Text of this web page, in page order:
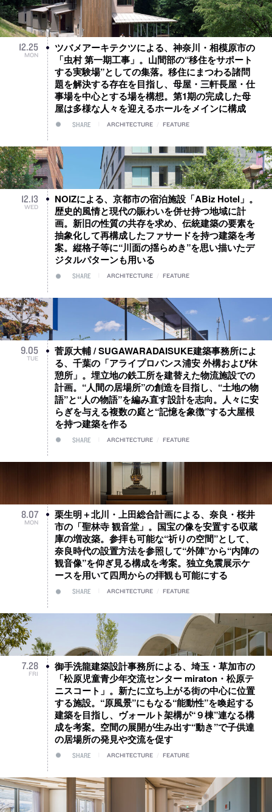
12.25
MON
ツバメアーキテクツによる、神奈川・相模原市の
「虫村 第一期工事」。山間部の“移住をサポート
する実験場”としての集落。移住にまつわる諸問
題を解決する存在を目指し、母屋・三軒長屋・仕
事場を中心とする場を構想。第1期の完成した母
屋は多様な人々を迎えるホールをメインに構成
SHARE ARCHITECTURE FEATURE
12.13
WED
NOIZによる、京都市の宿泊施設「ABiz Hotel」。
歴史的風情と現代の賑わいを併せ持つ地域に計
画。新旧の性質の共存を求め、伝統建築の要素を
抽象化して再構成したファサードを持つ建築を考
案。縦格子等に“川面の揺らめき”を思い描いたデ
ジタルパターンも用いる
SHARE ARCHITECTURE FEATURE
9.05
TUE
菅原大輔 / SUGAWARADAISUKE建築事務所によ
る、千葉の「アライプロバンス浦安 外構および休
憩所」。埋立地の鉄工所を建替えた物流施設での
計画。“人間の居場所”の創造を目指し、“土地の物
語”と“人の物語”を編み直す設計を志向。人々に安
らぎを与える複数の庭と“記憶を象徴”する大屋根
を持つ建築を作る
SHARE ARCHITECTURE FEATURE
8.07
MON
栗生明＋北川・上田総合計画による、奈良・桜井
市の「聖林寺 観音堂」。国宝の像を安置する収蔵
庫の増改築。参拝も可能な“祈りの空間”として、
奈良時代の設置方法を参照して“外陣”から“内陣の
観音像”を仰ぎ見る構成を考案。独立免震展示ケ
ースを用いて四周からの拝観も可能にする
SHARE ARCHITECTURE FEATURE
7.28
FRI
御手洗龍建築設計事務所による、埼玉・草加市の
「松原児童青少年交流センター miraton・松原テ
ニスコート」。新たに立ち上がる街の中心に位置
する施設。“原風景”にもなる“能動性”を喚起する
建築を目指し、ヴォールト架構が“９棟”連なる構
成を考案。空間の展開が生み出す“動き”で子供達
の居場所の発見や交流を促す
SHARE ARCHITECTURE FEATURE